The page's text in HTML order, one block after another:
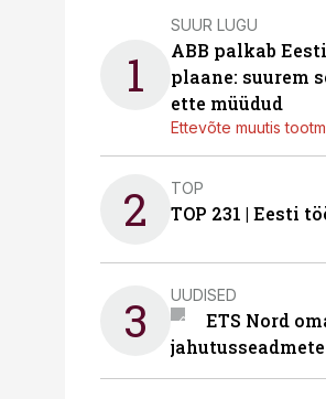
1
SUUR LUGU
ABB palkab
plaane: suurem
ette müüdud
Ettevõte muutis
2 TOP
TOP 231 | Eesti
3 UUDISED
ETS Nord